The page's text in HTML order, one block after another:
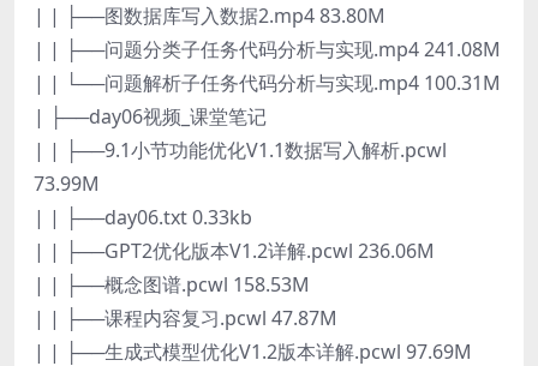
| | ├──图数据库写入数据2.mp4 83.80M
| | ├──问题分类子任务代码分析与实现.mp4 241.08M
| | └──问题解析子任务代码分析与实现.mp4 100.31M
| ├──day06视频_课堂笔记
| | ├──9.1小节功能优化V1.1数据写入解析.pcwl
73.99M
| | ├──day06.txt 0.33kb
| | ├──GPT2优化版本V1.2详解.pcwl 236.06M
| | ├──概念图谱.pcwl 158.53M
| | ├──课程内容复习.pcwl 47.87M
| | ├──生成式模型优化V1.2版本详解.pcwl 97.69M